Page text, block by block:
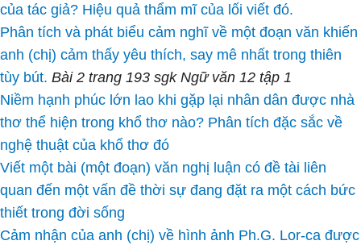
của tác giả? Hiệu quả thẩm mĩ của lối viết đó.
Phân tích và phát biểu cảm nghĩ về một đoạn văn khiến
anh (chị) cảm thấy yêu thích, say mê nhất trong thiên
tùy bút. Bài 2 trang 193 sgk Ngữ văn 12 tập 1
Niềm hạnh phúc lớn lao khi gặp lại nhân dân được nhà
thơ thể hiện trong khổ thơ nào? Phân tích đặc sắc về
nghệ thuật của khổ thơ đó
Viết một bài (một đoạn) văn nghị luận có đề tài liên
quan đến một vấn đề thời sự đang đặt ra một cách bức
thiết trong đời sống
Cảm nhận của anh (chị) về hình ảnh Ph.G. Lor-ca được